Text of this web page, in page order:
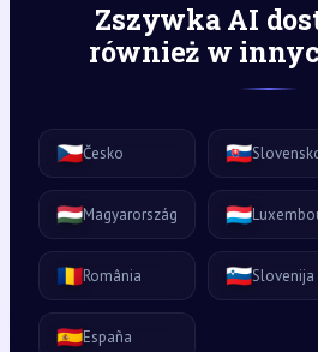
Zszywka AI
również w
🇨🇿Česko 🇸🇰
🇭🇺Magyarország 🇱🇺
🇷🇴România 🇸🇮Slovenija
🇪🇸España